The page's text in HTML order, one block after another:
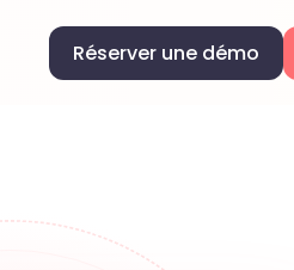
Réserver une démo